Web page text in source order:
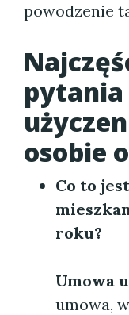
powodzenie
pytania
osobie
Co to
roku?
Umowa
umowa,